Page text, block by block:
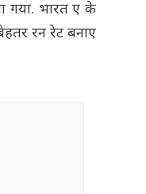
गया. भारत ए के
रन रेट बनाए